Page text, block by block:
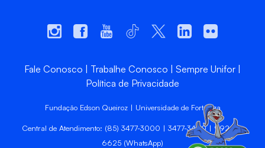
Fale Conosco Trabalhe Conosco
Sempre Unifor
Política de Privacidade
Fundação Edson Queiroz | Universidade de Fortaleza
Central de Atendimento: (85) 3477-3000 | 3477-3400 | 99246-
6625 (WhatsApp)